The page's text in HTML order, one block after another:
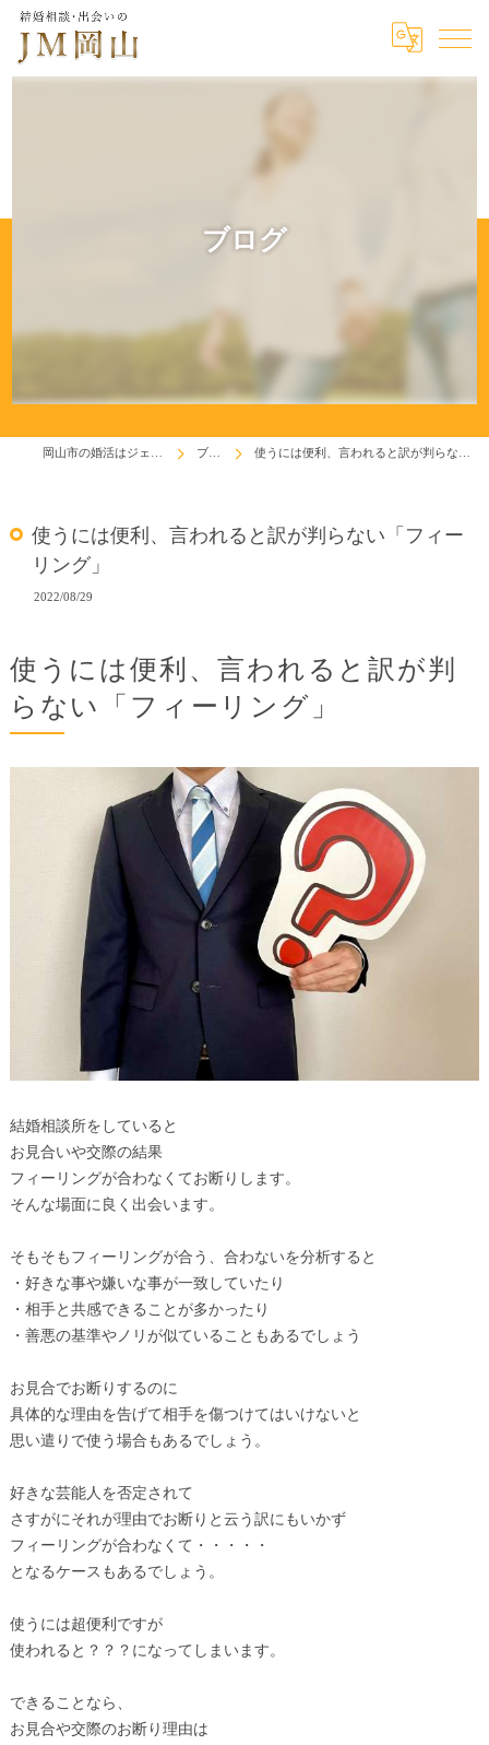
ブログ
ブログ 使うには便利、言われると訳が判らない「フィーリング」
使うには便利、言われると訳が判らない「フィー
リング」
2022/08/29
使うには便利、言われると訳が判
らない「フィーリング」
結婚相談所をしていると
お見合いや交際の結果
フィーリングが合わなくてお断りします。
そんな場面に良く出会います。
そもそもフィーリングが合う、合わないを分析すると
・好きな事や嫌いな事が一致していたり
・相手と共感できることが多かったり
・善悪の基準やノリが似ていることもあるでしょう
お見合でお断りするのに
具体的な理由を告げて相手を傷つけてはいけないと
思い遣りで使う場合もあるでしょう。
好きな芸能人を否定されて
さすがにそれが理由でお断りと云う訳にもいかず
フィーリングが合わなくて・・・・・
となるケースもあるでしょう。
使うには超便利ですが
使われると？？？になってしまいます。
できることなら、
お見合や交際のお断り理由は